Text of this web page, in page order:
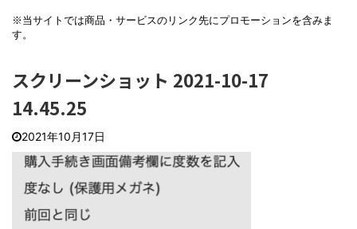
※当サイトでは商品・サービスのリンク先にプロモーションを含みま
す。
スクリーンショット 2021-10-17
14.45.25
2021年10月17日